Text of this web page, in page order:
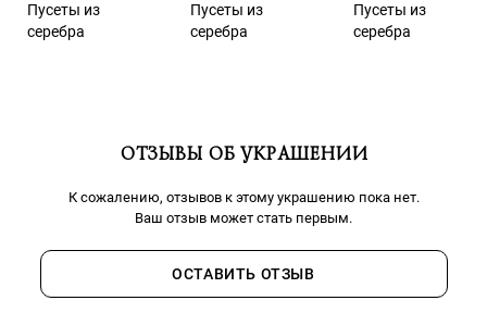
Пусеты из
серебра
Пусеты из
серебра
Пусеты из
серебра
ОТЗЫВЫ ОБ УКРАШЕНИИ
К сожалению, отзывов к этому украшению пока нет.
Ваш отзыв может стать первым.
ОСТАВИТЬ ОТЗЫВ